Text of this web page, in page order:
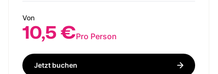
Von
10,5 €Pro Person
Jetzt buchen